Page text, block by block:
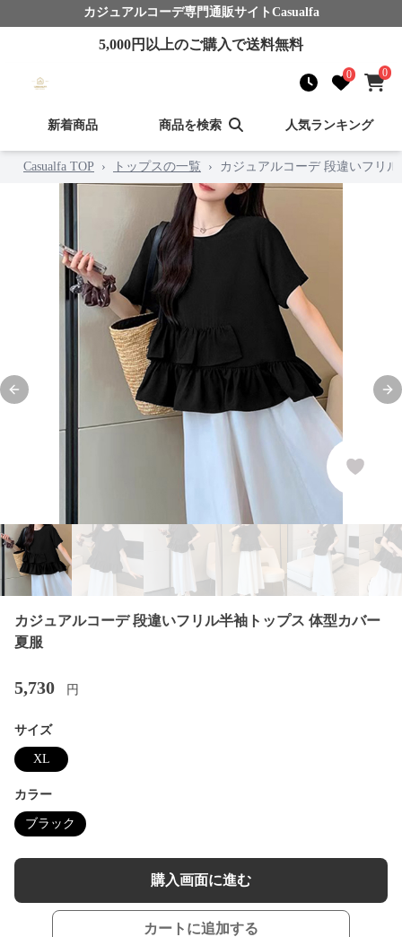
カジュアルコーデ専門通販サイト Casualfa
5,000円以上のご購入で送料無料
0 0
新着商品 商品を検索 人気ランキング
Casualfa TOP › トップスの一覧 › カジュアルコーデ 段違いフリ
Previous slide
カジュアルコーデ 段違いフリル半袖トップス 体型カバー
夏服
5,730 円
サイズ
XL
カラー
ブラック
購入画面に進む
カートに追加する